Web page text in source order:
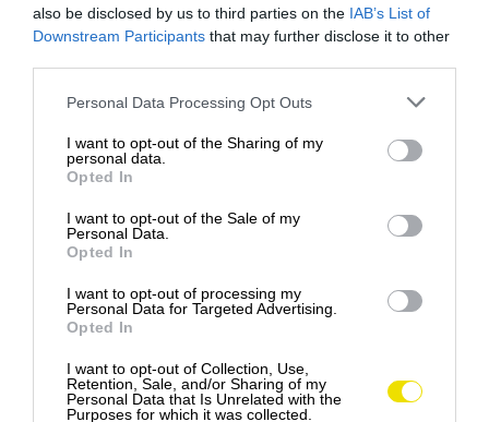
also be disclosed by us to third parties on the IAB’s List of
Downstream Participants that may further disclose it to other
Please note that this website/app uses one or more Google
not limited to your visit or usage behaviour. You may click to
grant or deny consent to Google and its third-party tags to
use your data for below specified purposes in below Google
consent section.
Personal Data Processing Opt Outs
I want to opt-out of the Sharing of my
personal data.
Opted In
I want to opt-out of the Sale of my
Personal Data.
Opted In
I want to opt-out of processing my
Personal Data for Targeted Advertising.
Opted In
I want to opt-out of Collection, Use,
Retention, Sale, and/or Sharing of my
Personal Data that Is Unrelated with the
Purposes for which it was collected.
Zobraziť tento príspevok na Instagrame